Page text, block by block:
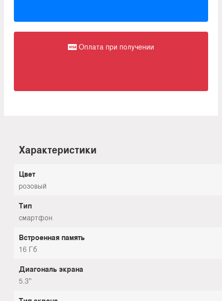
Оплата при получении
Характеристики
Цвет
розовый
Тип
смартфон
Встроенная память
16 Гб
Диагональ экрана
5.3''